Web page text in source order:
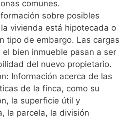
comunes.
sobre posibles
vivienda está hipotecada o
tipo de embargo. Las cargas
el bien inmueble pasan a ser
del nuevo propietario.
Información acerca de las
de la finca, como su
la superficie útil y
la parcela, la división